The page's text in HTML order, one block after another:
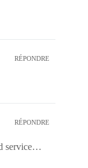
RÉPONDRE
RÉPONDRE
service…